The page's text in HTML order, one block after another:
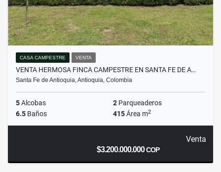
CASA CAMPESTRE VENTA
VENTA HERMOSA FINCA CAMPESTRE EN SANTA FE DE A…
Santa Fe de Antioquia, Antioquia, Colombia
5Alcobas 2 Parqueaderos
6.5 Baños 415Área m2
Venta
$3.200.000.000COP